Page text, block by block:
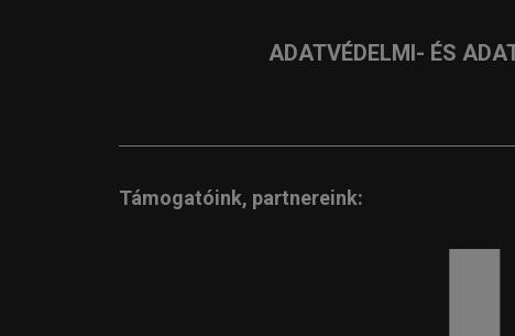
ADATVÉDELMI- ÉS
Támogatóink, partnereink: